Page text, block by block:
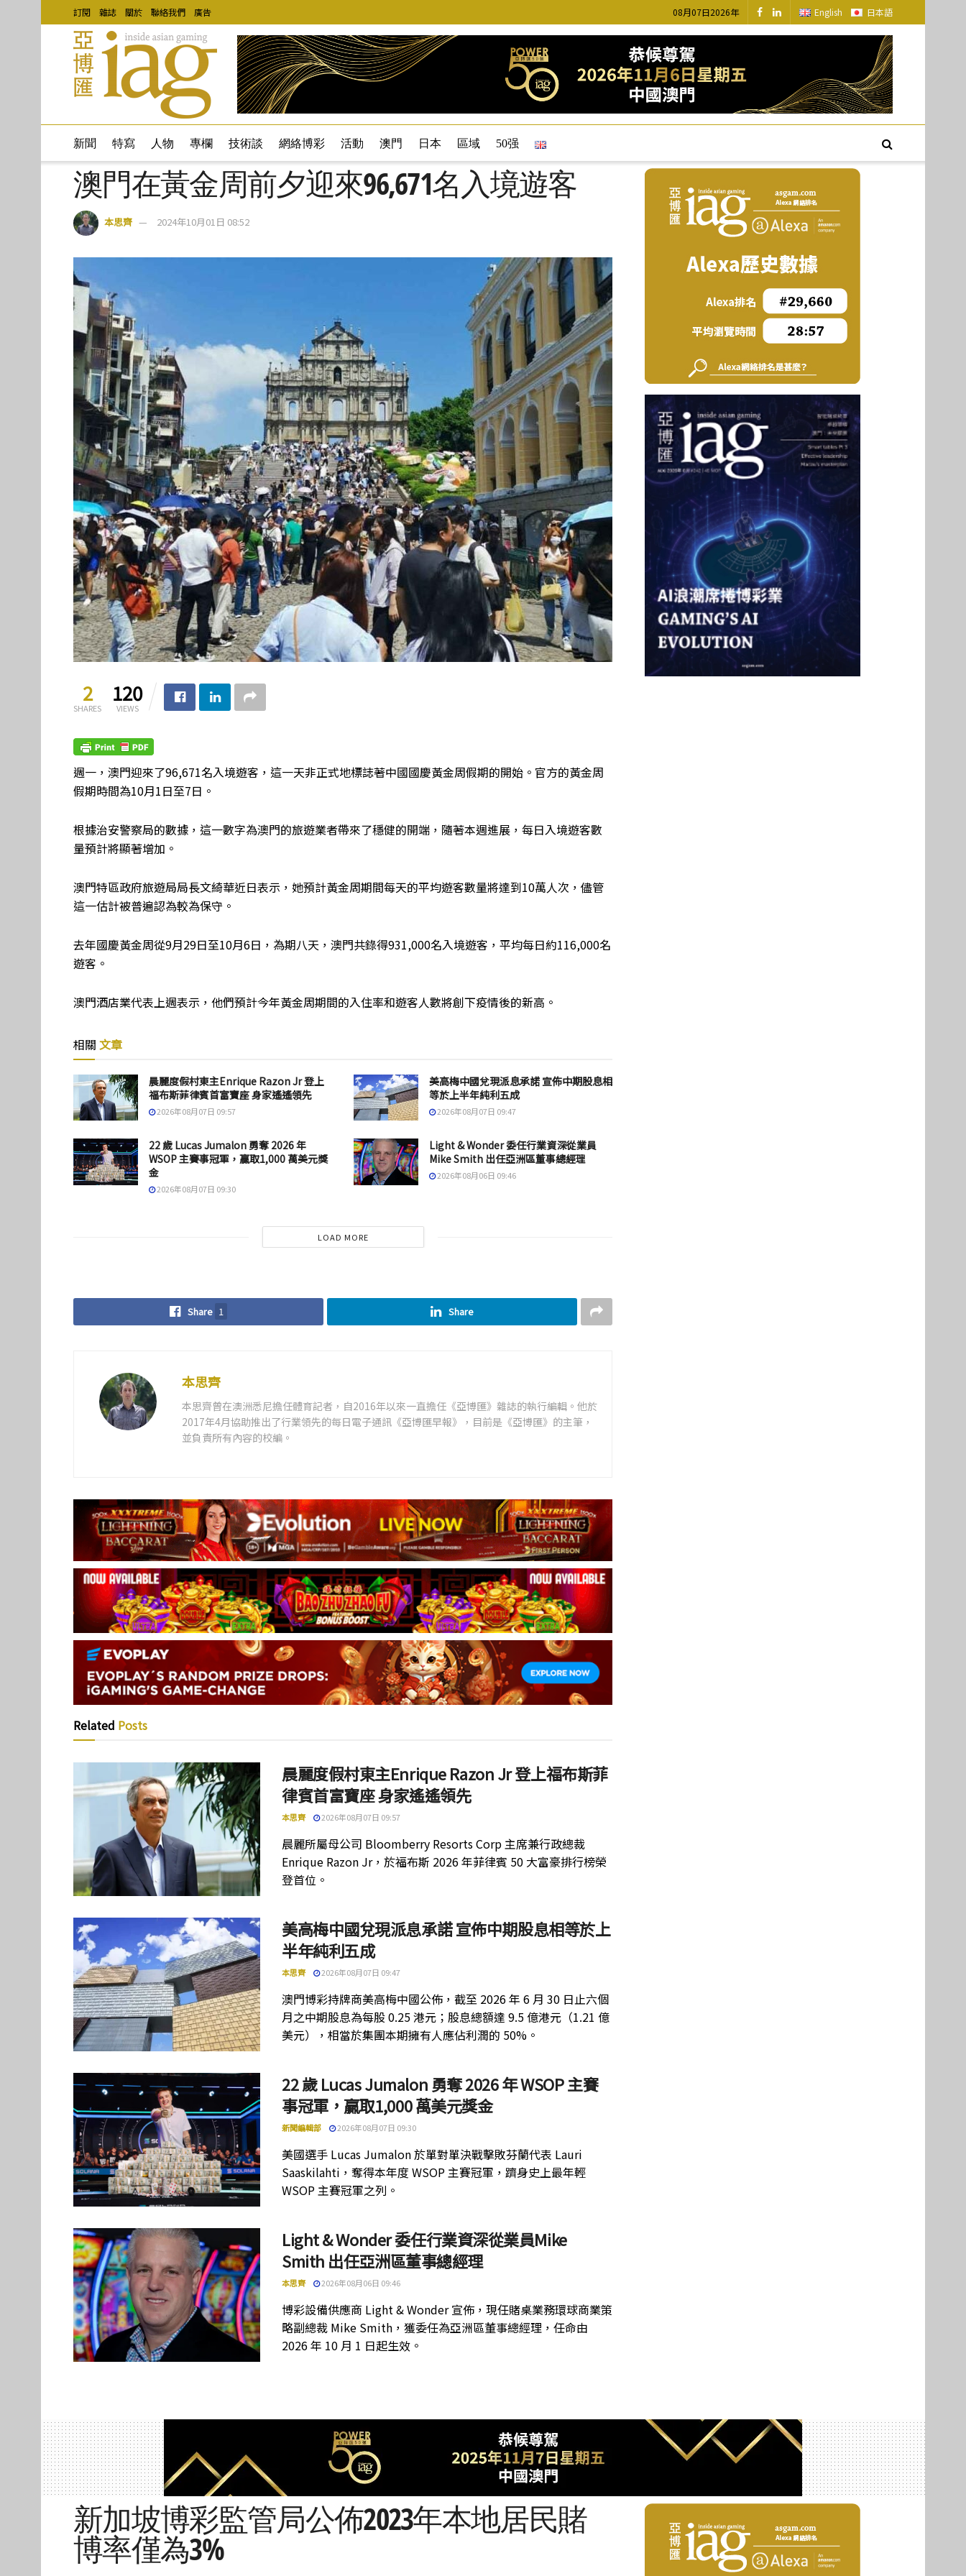
訂閱 雜誌 關於 聯絡我們 廣告 08月07日2026年 English 日本語
新聞 特寫 人物 專欄 技術談 網絡博彩 活動 澳門 日本 區域 50强
澳門在黃金周前夕迎來96,671名入境遊客
本思齊 2024年10月01日 08:52
2
SHARES
120
VIEWS
週一，澳門迎來了96,671名入境遊客，這一天非正式地標誌著中國國慶黃金周假期的開始。官方的黃金周
假期時間為10月1日至7日。
根據治安警察局的數據，這一數字為澳門的旅遊業者帶來了穩健的開端，隨著本週進展，每日入境遊客數
量預計將顯著增加。
澳門特區政府旅遊局局長文綺華近日表示，她預計黃金周期間每天的平均遊客數量將達到10萬人次，儘管
這一估計被普遍認為較為保守。
去年國慶黃金周從9月29日至10月6日，為期八天，澳門共錄得931,000名入境遊客，平均每日約116,000名
遊客。
澳門酒店業代表上週表示，他們預計今年黃金周期間的入住率和遊客人數將創下疫情後的新高。
相關 文章
晨麗度假村東主Enrique Razon Jr 登上
福布斯菲律賓首富寶座 身家遙遙領先
2026年08月07日 09:57
美高梅中國兌現派息承諾 宣佈中期股息相
等於上半年純利五成
2026年08月07日 09:47
22 歲 Lucas Jumalon 勇奪 2026 年
WSOP 主賽事冠軍，贏取1,000 萬美元獎
金
2026年08月07日 09:30
Light & Wonder 委任行業資深從業員
Mike Smith 出任亞洲區董事總經理
2026年08月06日 09:46
LOAD MORE
Share 1 Share
本思齊
本思齊曾在澳洲悉尼擔任體育記者，自2016年以來一直擔任《亞博匯》雜誌的執行編輯。他於
2017年4月協助推出了行業領先的每日電子通訊《亞博匯早報》，目前是《亞博匯》的主筆，
並負責所有內容的校編。
Related Posts
晨麗度假村東主Enrique Razon Jr 登上福布斯菲
律賓首富寶座 身家遙遙領先
本思齊 2026年08月07日 09:57
晨麗所屬母公司 Bloomberry Resorts Corp 主席兼行政總裁
Enrique Razon Jr，於福布斯 2026 年菲律賓 50 大富豪排行榜榮
登首位。
美高梅中國兌現派息承諾 宣佈中期股息相等於上
半年純利五成
本思齊 2026年08月07日 09:47
澳門博彩持牌商美高梅中國公佈，截至 2026 年 6 月 30 日止六個
月之中期股息為每股 0.25 港元；股息總額達 9.5 億港元（1.21 億
美元），相當於集團本期擁有人應佔利潤的 50%。
22 歲 Lucas Jumalon 勇奪 2026 年 WSOP 主賽
事冠軍，贏取1,000 萬美元獎金
新聞編輯部 2026年08月07日 09:30
美國選手 Lucas Jumalon 於單對單決戰擊敗芬蘭代表 Lauri
Saaskilahti，奪得本年度 WSOP 主賽冠軍，躋身史上最年輕
WSOP 主賽冠軍之列。
Light & Wonder 委任行業資深從業員Mike
Smith 出任亞洲區董事總經理
本思齊 2026年08月06日 09:46
博彩設備供應商 Light & Wonder 宣佈，現任賭桌業務環球商業策
略副總裁 Mike Smith，獲委任為亞洲區董事總經理，任命由
2026 年 10 月 1 日起生效。
新加坡博彩監管局公佈2023年本地居民賭
博率僅為3%